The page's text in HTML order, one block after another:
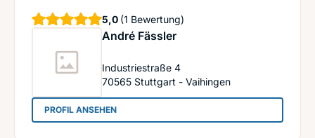
André Fässler
Industriestraße 4
70565 Stuttgart - Vaihingen
5,0 Sterne
(1 Bewertung)
PROFIL ANSEHEN: André Fässler